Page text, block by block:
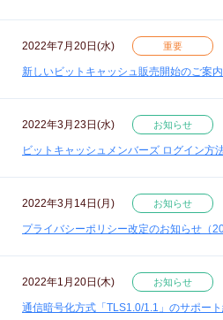
2022年7月20日(水) 重要
新しいビットキャッシュ販売開始のご案内
2022年3月23日(水) お知らせ
ビットキャッシュメンバーズ ログイン方
2022年3月14日(月) お知らせ
プライバシーポリシー改定のお知らせ（
2022年1月20日(木) お知らせ
通信暗号化方式「TLS1.0/1.1」のサポー